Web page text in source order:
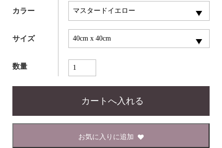
カラー
サイズ
数量
お気に入りに追加